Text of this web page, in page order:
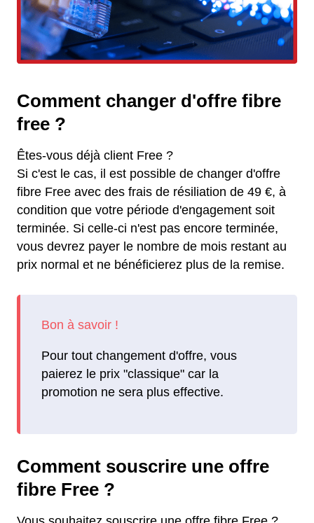
Comment changer d'offre fibre
free ?
Êtes-vous déjà client Free ?
Si c'est le cas, il est possible de changer d'offre
fibre Free avec des frais de résiliation de 49 €, à
condition que votre période d'engagement soit
terminée. Si celle-ci n'est pas encore terminée,
vous devrez payer le nombre de mois restant au
prix normal et ne bénéficierez plus de la remise.
Pour tout changement d'offre, vous
paierez le prix "classique" car la
promotion ne sera plus effective.
Comment souscrire une offre
fibre Free ?